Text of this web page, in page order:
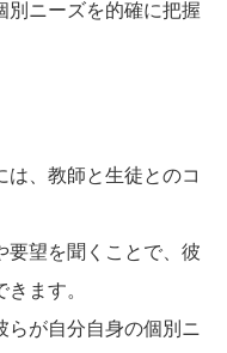
別ニーズを的確に把握
、教師と生徒とのコ
要望を聞くことで、彼
ます。
らが自分自身の個別ニ